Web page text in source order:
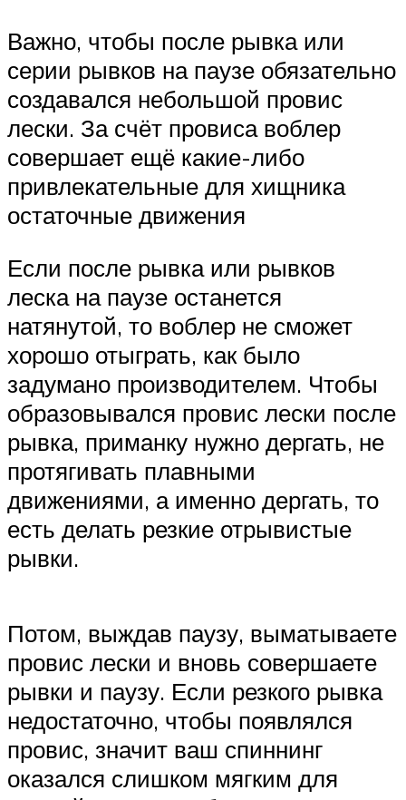
Важно, чтобы после рывка или
серии рывков на паузе обязательно
создавался небольшой провис
лески. За счёт провиса воблер
совершает ещё какие-либо
привлекательные для хищника
остаточные движения
Если после рывка или рывков
леска на паузе останется
натянутой, то воблер не сможет
хорошо отыграть, как было
задумано производителем. Чтобы
образовывался провис лески после
рывка, приманку нужно дергать, не
протягивать плавными
движениями, а именно дергать, то
есть делать резкие отрывистые
рывки.
Потом, выждав паузу, выматываете
провис лески и вновь совершаете
рывки и паузу. Если резкого рывка
недостаточно, чтобы появлялся
провис, значит ваш спиннинг
оказался слишком мягким для